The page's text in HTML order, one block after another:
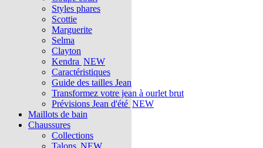
Styles phares
Scottie
Marguerite
Selma
Clayton
Kendra NEW
Caractéristiques
Guide des tailles Jean
Transformez votre jean à ourlet brut
Prévisions Jean d'été NEW
Maillots de bain
Chaussures
Collections
Talons NEW